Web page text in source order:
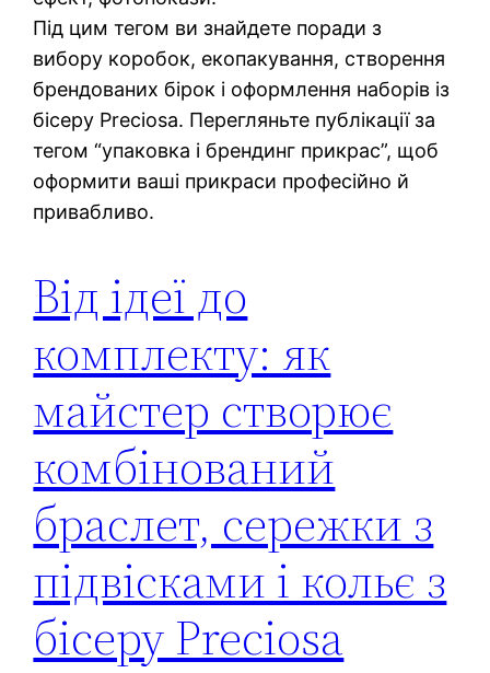
Під цим тегом ви знайдете поради з
вибору коробок, екопакування, створення
брендованих бірок і оформлення наборів із
бісеру Preciosa. Перегляньте публікації за
тегом “упаковка і брендинг прикрас”, щоб
оформити ваші прикраси професійно й
привабливо.
Від ідеї до
комплекту: як
майстер створює
комбінований
браслет, сережки з
підвісками і кольє з
бісеру Preciosa